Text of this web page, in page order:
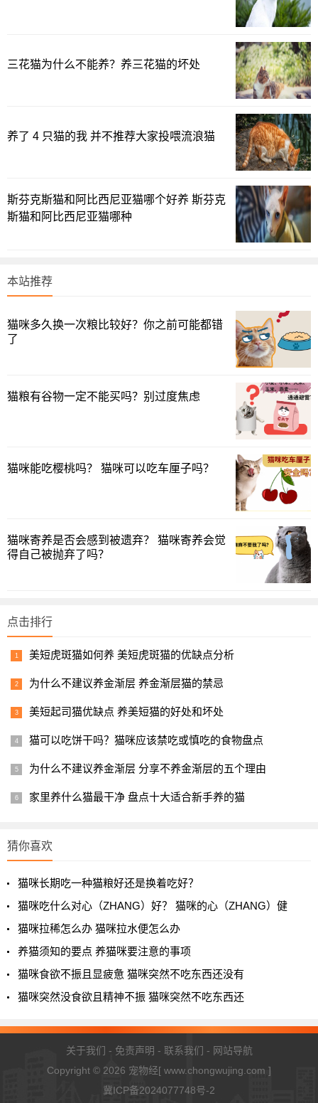
三花猫为什么不能养？养三花猫的坏处
养了 4 只猫的我 并不推荐大家投喂流浪猫
斯芬克斯猫和阿比西尼亚猫哪个好养 斯芬克
斯猫和阿比西尼亚猫哪种
本站推荐
猫咪多久换一次粮比较好？你之前可能都错
了
猫粮有谷物一定不能买吗？别过度焦虑
猫咪能吃樱桃吗？ 猫咪可以吃车厘子吗？
猫咪寄养是否会感到被遗弃？ 猫咪寄养会觉
得自己被抛弃了吗？
点击排行
美短虎斑猫如何养 美短虎斑猫的优缺点分析
为什么不建议养金渐层 养金渐层猫的禁忌
美短起司猫优缺点 养美短猫的好处和坏处
猫可以吃饼干吗？猫咪应该禁吃或慎吃的食物盘点
为什么不建议养金渐层 分享不养金渐层的五个理由
家里养什么猫最干净 盘点十大适合新手养的猫
猜你喜欢
猫咪长期吃一种猫粮好还是换着吃好？
猫咪吃什么对心（ZHANG）好？ 猫咪的心（ZHANG）健
猫咪拉稀怎么办 猫咪拉水便怎么办
养猫须知的要点 养猫咪要注意的事项
猫咪食欲不振且显疲惫 猫咪突然不吃东西还没有
猫咪突然没食欲且精神不振 猫咪突然不吃东西还
关于我们 - 免责声明 - 联系我们 - 网站导航
Copyright © 2026 宠物经[ www.chongwujing.com ]
冀ICP备2024077748号-2